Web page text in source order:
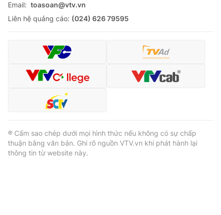
Email: toasoan@vtv.vn
Liên hệ quảng cáo: (024) 626 79595
® Cấm sao chép dưới mọi hình thức nếu không có sự chấp
thuận bằng văn bản. Ghi rõ nguồn VTV.vn khi phát hành lại
thông tin từ website này.